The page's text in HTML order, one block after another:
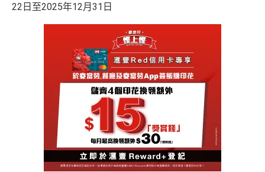
22 日至2025年12月 31 日